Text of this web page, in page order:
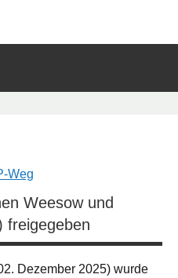
Weesow und
freigegeben
Dezember 2025) wurde